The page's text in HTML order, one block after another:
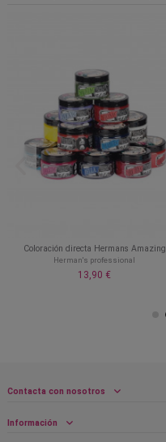
Coloración directa Hermans Amazing
Herman's professional
13,90 €
Contacta con nosotros
Información